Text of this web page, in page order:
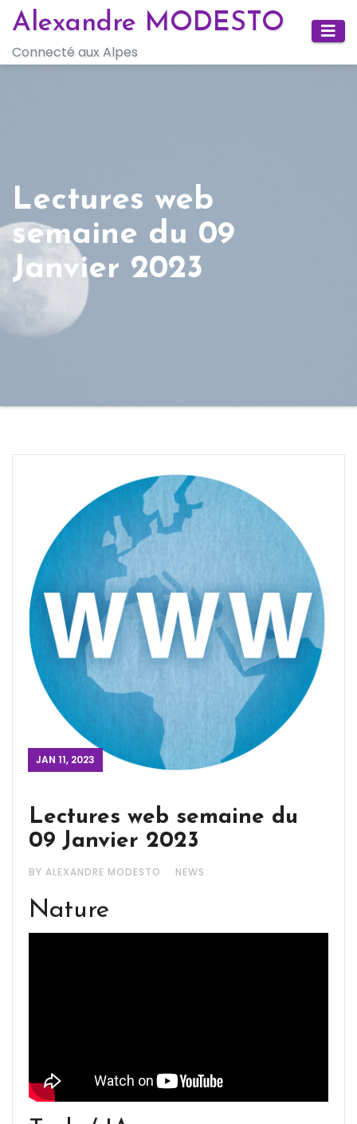
Skip
content
Alexandre MODESTO
Connecté aux Alpes
Lectures web
semaine du 09
Janvier 2023
JAN 11, 2023
Lectures web semaine du
09 Janvier 2023
BY ALEXANDRE MODESTO NEWS
Nature